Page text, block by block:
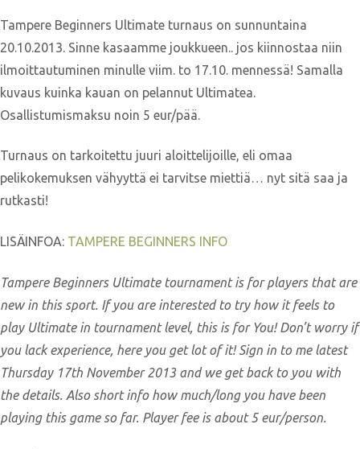
Tampere Beginners Ultimate turnaus on sunnuntaina
20.10.2013. Sinne kasaamme joukkueen.. jos kiinnostaa niin
ilmoittautuminen minulle viim. to 17.10. mennessä! Samalla
kuvaus kuinka kauan on pelannut Ultimatea.
Osallistumismaksu noin 5 eur/pää.
Turnaus on tarkoitettu juuri aloittelijoille, eli omaa
pelikokemuksen vähyyttä ei tarvitse miettiä… nyt sitä saa ja
rutkasti!
LISÄINFOA: TAMPERE BEGINNERS INFO
Tampere Beginners Ultimate tournament is for players that are
new in this sport. If you are interested to try how it feels to
play Ultimate in tournament level, this is for You! Don’t worry if
you lack experience, here you get lot of it! Sign in to me latest
Thursday 17th November 2013 and we get back to you with
the details. Also short info how much/long you have been
playing this game so far. Player fee is about 5 eur/person.